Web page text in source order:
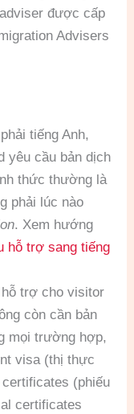
được cấp
Advisers
tiếng Anh,
yêu cầu bản dịch
thức thường là
phải lúc nào
. Xem hướng
hỗ trợ sang tiếng
trợ cho visitor
còn cần bản
mọi trường hợp,
visa (thị thực
(phiếu
certificates